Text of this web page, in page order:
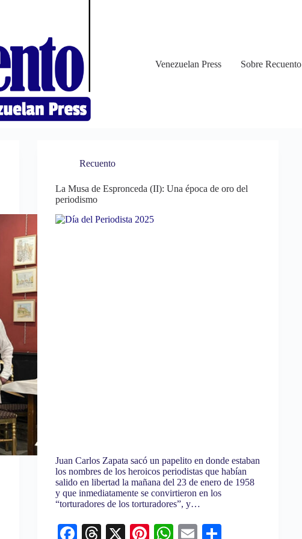
Venezuelan Press Sobre Recuento
Recuento
La Musa de Espronceda (II): Una época de oro del
periodismo
Juan Carlos Zapata sacó un papelito en donde estaban
los nombres de los heroicos periodistas que habían
salido en libertad la mañana del 23 de enero de 1958
y que inmediatamente se convirtieron en los
“torturadores de los torturadores”, y…
Fa T X Pi W E